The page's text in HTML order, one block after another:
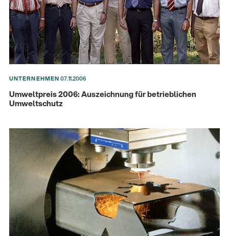
UNTERNEHMEN07.11.2006
Umweltpreis 2006: Auszeichnung für betrieblichen
Umweltschutz